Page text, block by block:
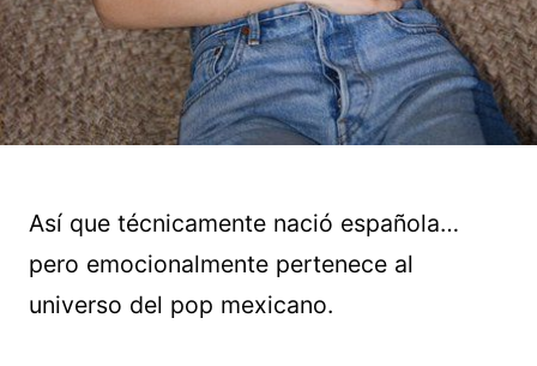
Así que técnicamente nació española…
pero emocionalmente pertenece al
universo del pop mexicano.